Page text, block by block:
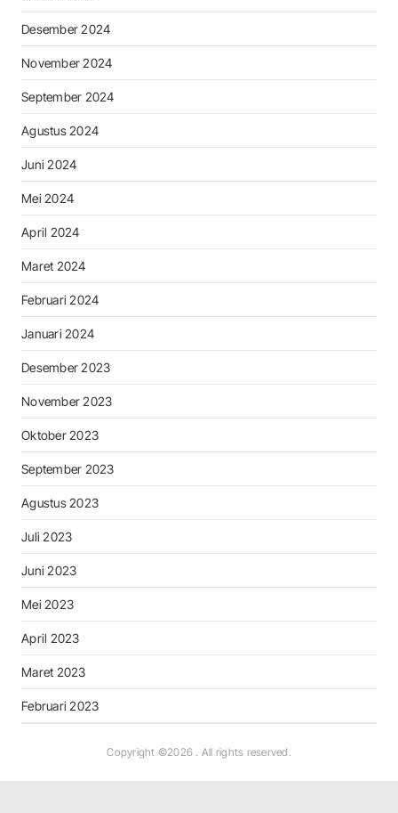
Desember 2024
November 2024
September 2024
Agustus 2024
Juni 2024
Mei 2024
April 2024
Maret 2024
Februari 2024
Januari 2024
Desember 2023
November 2023
Oktober 2023
September 2023
Agustus 2023
Juli 2023
Juni 2023
Mei 2023
April 2023
Maret 2023
Februari 2023
Copyright ©2026 . All rights reserved.